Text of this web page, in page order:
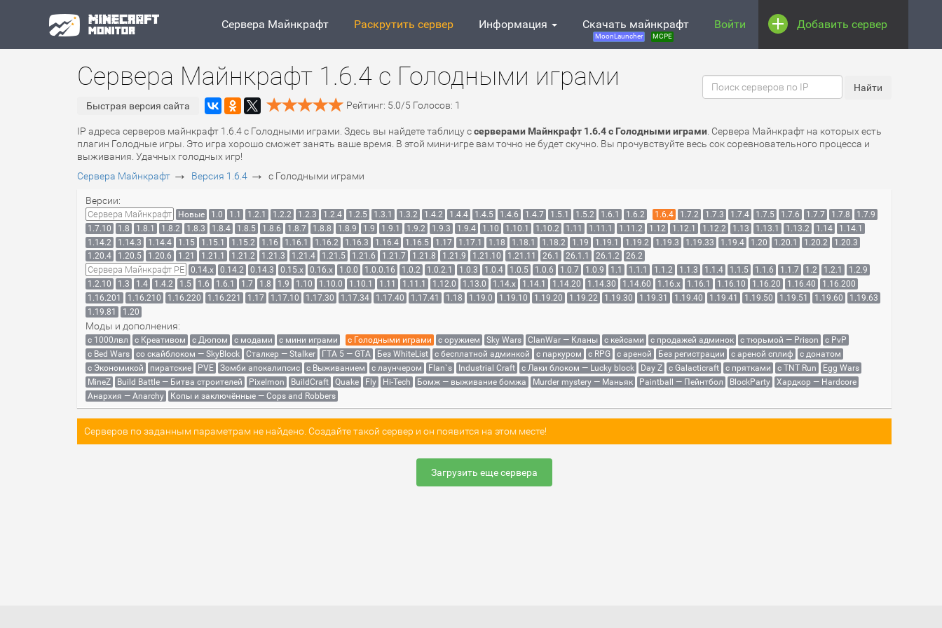
Сервера Майнкрафт Раскрутить сервер Информация Скачать майнкрафт
MoonLauncher MCPE
Войти Добавить сервер
Сервера Майнкрафт 1.6.4 с Голодными играми
Быстрая версия сайта Рейтинг: 5.0/5 Голосов: 1
IP адреса серверов майнкрафт 1.6.4 с Голодными играми. Здесь вы найдете таблицу ссерверами Майнкрафт 1.6.4 с Голодными играми . Сервера Майнкрафт на которых есть
плагин Голодные игры. Это игра хорошо сможет занять ваше время. В этой мини-игре вам точно не будет скучно. Вы прочувствуйте весь сок соревновательного процесса и
выживания. Удачных голодных игр!
Сервера Майнкрафт → Версия 1.6.4 → с Голодными играми
Версии:
Сервера Майнкрафт Новые 1.0 1.1 1.2.1 1.2.2 1.2.3 1.2.4 1.2.5 1.3.1 1.3.2 1.4.2 1.4.4 1.4.5 1.4.6 1.4.7 1.5.1 1.5.2 1.6.1 1.6.2 1.6.4 1.7.2 1.7.3 1.7.4 1.7.5 1.7.6 1.7.7 1.7.8
1.7.9
1.7.10
1.8 1.8.1 1.8.2 1.8.3 1.8.4 1.8.5 1.8.6 1.8.7 1.8.8 1.8.9 1.9 1.9.1 1.9.2 1.9.3 1.9.4 1.10 1.10.1 1.10.2 1.11 1.11.1 1.11.2 1.12 1.12.1 1.12.2 1.13 1.13.1 1.13.2 1.14
1.14.1
1.14.2
1.14.3 1.14.4 1.15 1.15.1 1.15.2 1.16 1.16.1 1.16.2 1.16.3 1.16.4 1.16.5 1.17 1.17.1 1.18 1.18.1 1.18.2 1.19 1.19.1 1.19.2 1.19.3 1.19.33 1.19.4 1.20 1.20.1 1.20.2
1.20.3
1.20.4
1.20.5 1.20.6 1.21 1.21.1 1.21.2 1.21.3 1.21.4 1.21.5 1.21.6 1.21.7 1.21.8 1.21.9 1.21.10 1.21.11 26.1 26.1.1 26.1.2 26.2
Сервера Майнкрафт PE 0.14.x 0.14.2 0.14.3 0.15.x 0.16.x 1.0.0 1.0.0.16 1.0.2 1.0.2.1 1.0.3 1.0.4 1.0.5 1.0.6 1.0.7 1.0.9 1.1 1.1.1 1.1.2 1.1.3 1.1.4 1.1.5 1.1.6 1.1.7 1.2 1.2.1
1.2.9
1.2.10
1.3 1.4 1.4.2 1.5 1.6 1.6.1 1.7 1.8 1.9 1.10 1.10.0 1.10.1 1.11 1.11.1 1.12.0 1.13.0 1.14.x 1.14.1 1.14.20 1.14.30 1.14.60 1.16.x 1.16.1 1.16.10 1.16.20 1.16.40
1.16.200
1.16.201
1.16.210 1.16.220 1.16.221 1.17 1.17.10 1.17.30 1.17.34 1.17.40 1.17.41 1.18 1.19.0 1.19.10 1.19.20 1.19.22 1.19.30 1.19.31 1.19.40 1.19.41 1.19.50 1.19.51 1.19.60
1.19.63
1.19.81
1.20
Моды и дополнения:
с 1000лвл c Креативом с Дюпом с модами с мини играми с Голодными играми с оружием Sky Wars ClanWar — Кланы с кейсами с продажей админок с тюрьмой — Prison
с PvP
с Bed Wars
со скайблоком — SkyBlock Сталкер — Stalker ГТА 5 — GTA Без WhiteList с бесплатной админкой с паркуром с RPG с ареной Без регистрации с ареной сплиф
с донатом
с Экономикой
пиратские PVE Зомби апокалипсис с Выживанием с лаунчером Flan`s Industrial Craft с Лаки блоком — Lucky block Day Z с Galacticraft с прятками с TNT Run
Egg Wars
MineZ
Build Battle — Битва строителей Pixelmon BuildCraft Quake Fly Hi-Tech Бомж — выживание бомжа Murder mystery — Маньяк Paintball — Пейнтбол BlockParty
Хардкор — Hardcore
Анархия — Anarchy
Копы и заключённые — Cops and Robbers
Серверов по заданным параметрам не найдено. Создайте такой сервер и он появится на этом месте!
Загрузить еще сервера